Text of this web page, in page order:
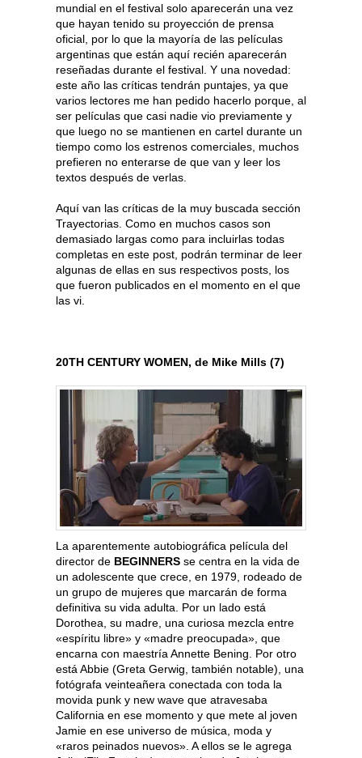
mundial en el festival solo aparecerán una vez
que hayan tenido su proyección de prensa
oficial, por lo que la mayoría de las películas
argentinas que están aquí recién aparecerán
reseñadas durante el festival. Y una novedad:
este año las críticas tendrán puntajes, ya que
varios lectores me han pedido hacerlo porque, al
ser películas que casi nadie vio previamente y
que luego no se mantienen en cartel durante un
tiempo como los estrenos comerciales, muchos
prefieren no enterarse de que van y leer los
textos después de verlas.
Aquí van las críticas de la muy buscada sección
Trayectorias. Como en muchos casos son
demasiado largas como para incluirlas todas
completas en este post, podrán terminar de leer
algunas de ellas en sus respectivos posts, los
que fueron publicados en el momento en el que
las vi.
20TH CENTURY WOMEN, de Mike Mills (7)
La aparentemente autobiográfica película del
director de BEGINNERS se centra en la vida de
un adolescente que crece, en 1979, rodeado de
un grupo de mujeres que marcarán de forma
definitiva su vida adulta. Por un lado está
Dorothea, su madre, una curiosa mezcla entre
«espíritu libre» y «madre preocupada», que
encarna con maestría Annette Bening. Por otro
está Abbie (Greta Gerwig, también notable), una
fotógrafa veinteañera conectada con toda la
movida punk y new wave que atravesaba
California en ese momento y que mete al joven
Jamie en ese universo de música, moda y
«raros peinados nuevos». A ellos se le agrega